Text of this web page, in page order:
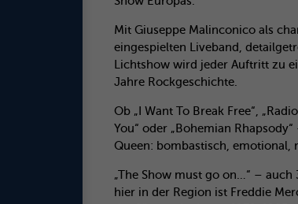
Mit Giuseppe Malinconico als
eingespielten Liveband,
Lichtshow wird jeder Auftritt zu
Jahre Rockgeschichte.
Ob „I Want To Break Free“,
You“ oder „Bohemian
Queen: bombastisch, emotional,
„The Show must go on…“ –
hier in der Region ist Freddie